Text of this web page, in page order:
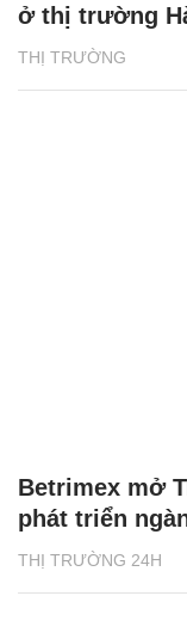
THỊ TRƯỜNG
ở thị trường
THỊ TRƯỜNG 24H
Betrimex mở
phát triển